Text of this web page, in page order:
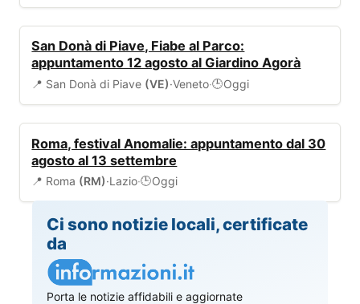
San Donà di Piave, Fiabe al Parco:
appuntamento 12 agosto al Giardino Agorà
📍 San Donà di Piave (VE)·Veneto·🕒Oggi
Roma, festival Anomalie: appuntamento dal 30
agosto al 13 settembre
📍 Roma (RM)·Lazio·🕒Oggi
Ci sono notizie locali, certificate
da
Porta le notizie affidabili e aggiornate